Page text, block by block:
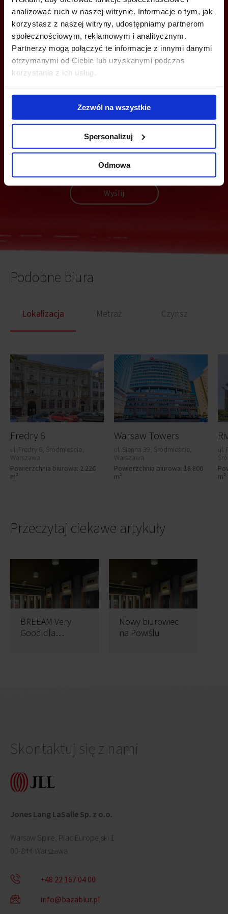
analizować ruch w naszej witrynie. Informacje o tym, jak
korzystasz z naszej witryny, udostępniamy partnerom
społecznościowym, reklamowym i analitycznym.
Partnerzy mogą połączyć te informacje z innymi danymi
otrzymanymi od Ciebie lub uzyskanymi podczas
korzystania z ich usług.
Zezwól na wszystkie
Spersonalizuj
Odmowa
+48 22 167 04 00
info@bazabiur.pl
Z TOBĄ
Wyślij
Podobne biura
Lokalizacja Metraż Czynsz
Fredry 6
ul. Fredry 6, Śródmieście,
Warszawa
Powierzchnia biurowa: 2 226
m²
Warsaw Towers
ul. Sienna 39, Śródmieście,
Warszawa
Powierzchnia biurowa: 18 800
m²
ul.
m²
Przeczytaj ciekawe artykuły
BREEAM Very
Good dla
Nowy biurowiec
na Powiślu
Skontaktuj się z nami
Jones Lang LaSalle Sp. z o.o.
Warsaw Spire, Plac Europejski 1
00-844 Warszawa
+48 22 167 04 00
info@bazabiur.pl